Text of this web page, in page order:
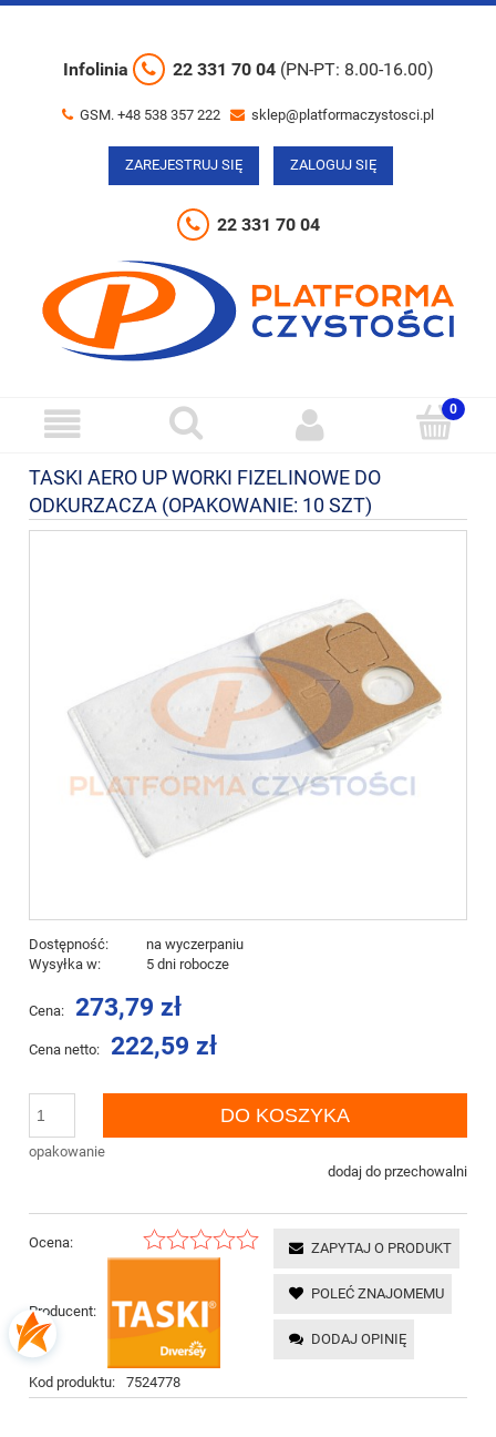
Infolinia 22 331 70 04 (PN-PT: 8.00-16.00)
GSM. +48 538 357 222 sklep@platformaczystosci.pl
ZAREJESTRUJ SIĘ ZALOGUJ SIĘ
22 331 70 04
TASKI AERO UP WORKI FIZELINOWE DO
ODKURZACZA (OPAKOWANIE: 10 SZT)
Dostępność:
na wyczerpaniu
Wysyłka w:
5 dni robocze
Cena: 273,79 zł
Cena netto: 222,59 zł
opakowanie
DO KOSZYKA
dodaj do przechowalni
Ocena:
Producent:
Kod produktu: 7524778
ZAPYTAJ O PRODUKT
POLEĆ ZNAJOMEMU
DODAJ OPINIĘ